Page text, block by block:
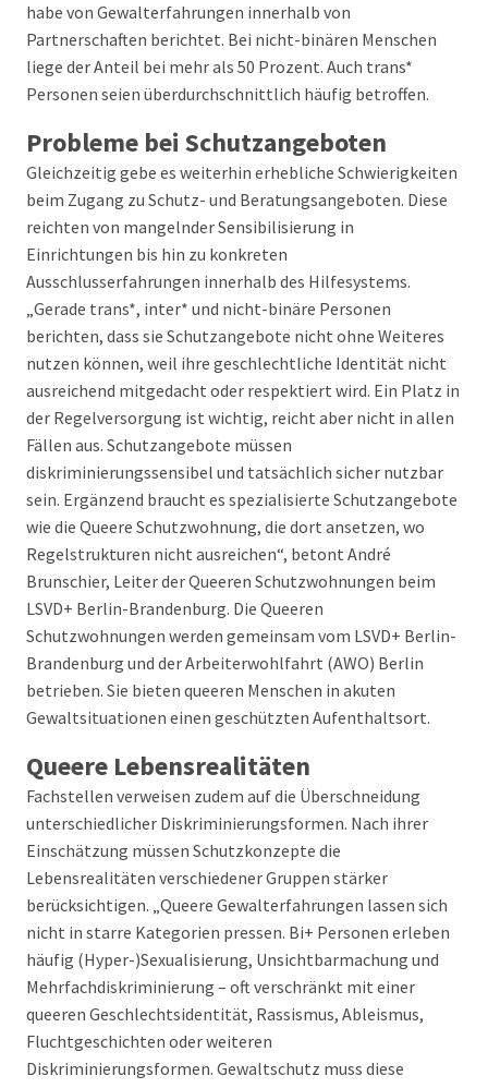
habe von Gewalterfahrungen innerhalb von
Partnerschaften berichtet. Bei nicht-binären Menschen
liege der Anteil bei mehr als 50 Prozent. Auch trans*
Personen seien überdurchschnittlich häufig betroffen.
Probleme bei Schutzangeboten
Gleichzeitig gebe es weiterhin erhebliche Schwierigkeiten
beim Zugang zu Schutz- und Beratungsangeboten. Diese
reichten von mangelnder Sensibilisierung in
Einrichtungen bis hin zu konkreten
Ausschlusserfahrungen innerhalb des Hilfesystems.
„Gerade trans*, inter* und nicht-binäre Personen
berichten, dass sie Schutzangebote nicht ohne Weiteres
nutzen können, weil ihre geschlechtliche Identität nicht
ausreichend mitgedacht oder respektiert wird. Ein Platz in
der Regelversorgung ist wichtig, reicht aber nicht in allen
Fällen aus. Schutzangebote müssen
diskriminierungssensibel und tatsächlich sicher nutzbar
sein. Ergänzend braucht es spezialisierte Schutzangebote
wie die Queere Schutzwohnung, die dort ansetzen, wo
Regelstrukturen nicht ausreichen“, betont André
Brunschier, Leiter der Queeren Schutzwohnungen beim
LSVD+ Berlin-Brandenburg. Die Queeren
Schutzwohnungen werden gemeinsam vom LSVD+ Berlin-
Brandenburg und der Arbeiterwohlfahrt (AWO) Berlin
betrieben. Sie bieten queeren Menschen in akuten
Gewaltsituationen einen geschützten Aufenthaltsort.
Queere Lebensrealitäten
Fachstellen verweisen zudem auf die Überschneidung
unterschiedlicher Diskriminierungsformen. Nach ihrer
Einschätzung müssen Schutzkonzepte die
Lebensrealitäten verschiedener Gruppen stärker
berücksichtigen. „Queere Gewalterfahrungen lassen sich
nicht in starre Kategorien pressen. Bi+ Personen erleben
häufig (Hyper-)Sexualisierung, Unsichtbarmachung und
Mehrfachdiskriminierung – oft verschränkt mit einer
queeren Geschlechtsidentität, Rassismus, Ableismus,
Fluchtgeschichten oder weiteren
Diskriminierungsformen. Gewaltschutz muss diese